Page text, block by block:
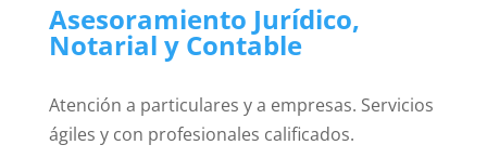
Asesoramiento Jurídico,
Notarial y Contable
Atención a particulares y a empresas. Servicios
ágiles y con profesionales calificados.